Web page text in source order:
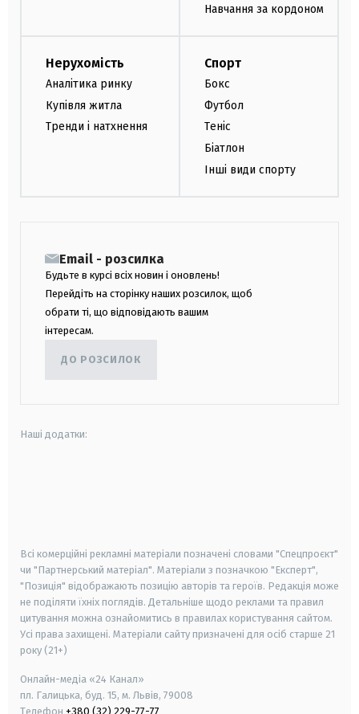
Навчання за кордоном
Нерухомість
Аналітика ринку
Купівля житла
Тренди і натхнення
Спорт
Бокс
Футбол
Теніс
Біатлон
Інші види спорту
Email - розсилка
Будьте в курсі всіх новин і оновлень!
Перейдіть на сторінку наших розсилок, щоб
обрати ті, що відповідають вашим
інтересам.
ДО РОЗСИЛОК
Наші додатки:
Всі комерційні рекламні матеріали позначені словами "Спецпроєкт"
чи "Партнерський матеріал". Матеріали з позначкою "Експерт",
"Позиція" відображають позицію авторів та героїв. Редакція може
не поділяти їхніх поглядів. Детальніше щодо реклами та правил
цитування можна ознайомитись в правилах користування сайтом.
Усі права захищені. Матеріали сайту призначені для осіб старше 21
року (21+)
Онлайн-медіа «24 Канал»
пл. Галицька, буд. 15, м. Львів, 79008
Телефон +380 (32) 229-77-77